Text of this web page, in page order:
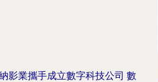
影業攜手成立數字科技公司 數